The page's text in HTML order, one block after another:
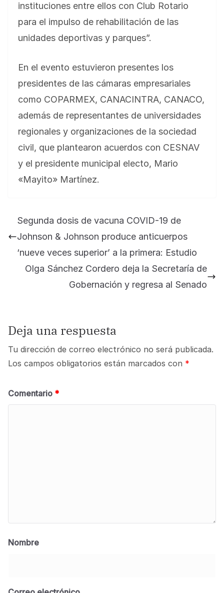
instituciones entre ellos con Club Rotario
para el impulso de rehabilitación de las
unidades deportivas y parques”.
En el evento estuvieron presentes los
presidentes de las cámaras empresariales
como COPARMEX, CANACINTRA, CANACO,
además de representantes de universidades
regionales y organizaciones de la sociedad
civil, que plantearon acuerdos con CESNAV
y el presidente municipal electo, Mario
«Mayito» Martínez.
Segunda dosis de vacuna COVID-19 de
Johnson & Johnson produce anticuerpos
‘nueve veces superior’ a la primera: Estudio
Olga Sánchez Cordero deja la Secretaría de
Gobernación y regresa al Senado
Deja una respuesta
Tu dirección de correo electrónico no será publicada.
Los campos obligatorios están marcados con *
Comentario *
Nombre